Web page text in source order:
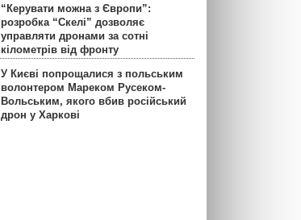
“Керувати можна з Європи”:
розробка “Скелі” дозволяє
управляти дронами за сотні
кілометрів від фронту
У Києві попрощалися з польським
волонтером Мареком Русеком-
Вольським, якого вбив російський
дрон у Харкові